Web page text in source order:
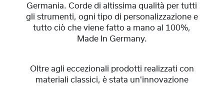
Germania. Corde di altissima qualità per tutti
gli strumenti, ogni tipo di personalizzazione e
tutto ciò che viene fatto a mano al 100%,
Made In Germany.
Oltre agli eccezionali prodotti realizzati con
materiali classici, è stata un'innovazione